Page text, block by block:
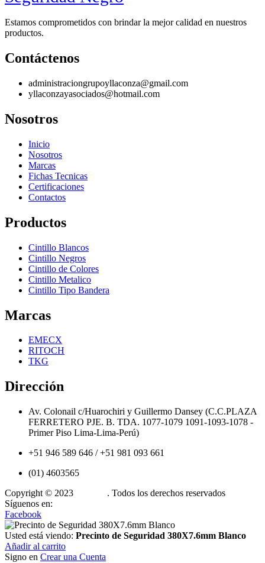
Estamos comprometidos con brindar la mejor calidad en nuestros
productos.
Contáctenos
administraciongrupoyllaconza@gmail.com
yllaconzayasociados@hotmail.com
Nosotros
Inicio
Nosotros
Marcas
Fichas Tecnicas
Certificaciones
Contactos
Productos
Cintillo Blancos
Cintillo Negros
Cintillo de Colores
Cintillo Metalico
Cintillo Tipo Bandera
Marcas
EMECX
RITOCH
TKG
Dirección
Av. Colonail c/Huarochiri y Guillermo Dansey (C.C.PLAZA
FERRETERO PJE. B. TDA. 1077-1079 1091-1093-1078 -
Primer Piso Lima-Lima-Perú)
+51 946 589 646 / +51 981 093 661
(01) 4603565
Copyright © 2023
. Todos los derechos reservados
Síguenos en:
Facebook
Usted está viendo: Precinto de Seguridad 380X7.6mm Blanco
Añadir al carrito
Signo en Crear una Cuenta